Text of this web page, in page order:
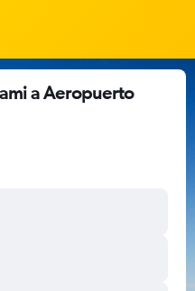
a Aeropuerto